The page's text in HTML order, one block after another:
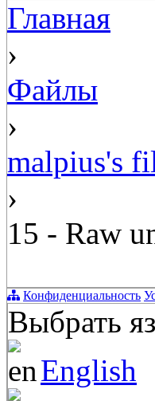
Главная
›
Файлы
›
malpius's
›
15 - Raw
Конфиденциальность
Выбрать
English